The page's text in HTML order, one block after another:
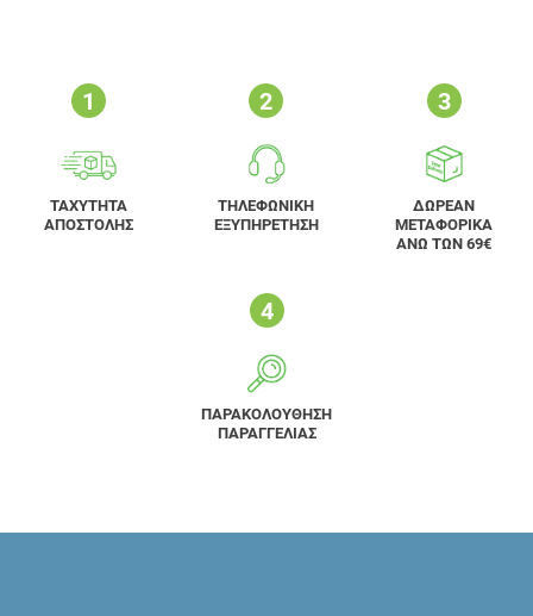
ΤΑΧΥΤΗΤΑ
ΑΠΟΣΤΟΛΗΣ
ΤΗΛΕΦΩΝΙΚΗ
ΕΞΥΠΗΡΕΤΗΣΗ
ΔΩΡΕΑΝ
ΜΕΤΑΦΟΡΙΚΑ
ΑΝΩ ΤΩΝ 69€
ΠΑΡΑΚΟΛΟΥΘΗΣΗ
ΠΑΡΑΓΓΕΛΙΑΣ